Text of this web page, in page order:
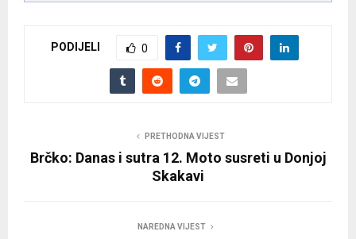
PODIJELI 0
PRETHODNA VIJEST
Brčko: Danas i sutra 12. Moto susreti u Donjoj
Skakavi
NAREDNA VIJEST